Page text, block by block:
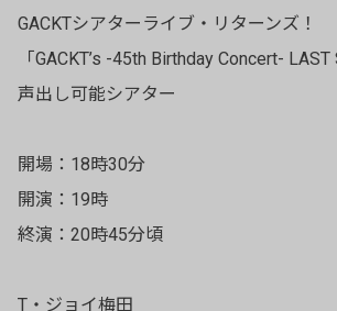
GACKTシアターライブ・リターンズ！
「GACKT’s -45th Birthday Concert- LAST
声出し可能シアター
開場：18時30分
開演：19時
終演：20時45分頃
T・ジョイ梅田